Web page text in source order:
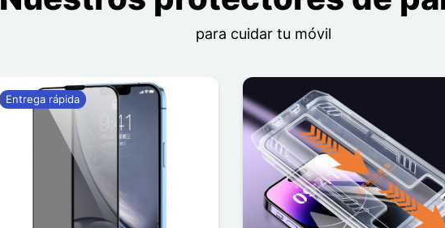
para cuidar tu móvil
Entrega rápida